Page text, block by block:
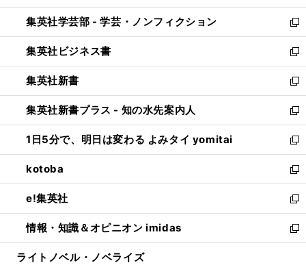
開
く
ウ
で
開
く
ン
ド
ウ
で
開
く
ウ
ィ
ン
ド
ウ
で
開
く
集英社学芸部 - 学芸・ノンフィクション
新
し
い
ウ
ィ
ン
ド
ウ
で
開
く
集英社ビジネス書
新
し
い
ウ
ィ
ン
ド
ウ
で
開
く
集英社新書
新
し
い
ウ
ィ
ン
ド
ウ
で
開
く
集英社新書プラス - 知の水先案内人
新
し
い
ウ
ィ
ン
ド
ウ
で
開
1日5分で、明日は変わる よみタイ yomitai
新
し
い
ウ
ィ
ン
ド
ウ
kotoba
新
し
い
ウ
ィ
ン
e!集英社
新
し
い
ウ
情報・知識＆オピニオン imidas
新
し
ライトノベル・ノベライズ